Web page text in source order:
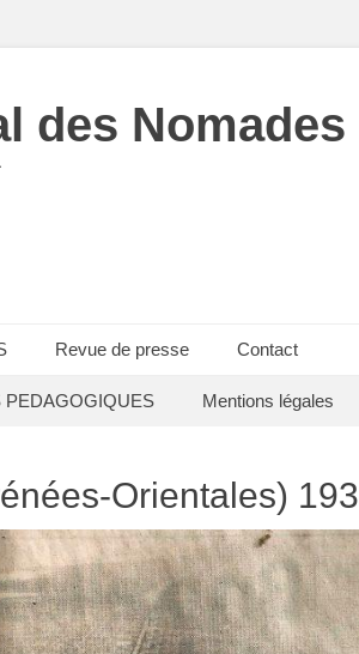
des
Revue de presse Contact
PEDAGOGIQUES Mentions légales
Orientales)